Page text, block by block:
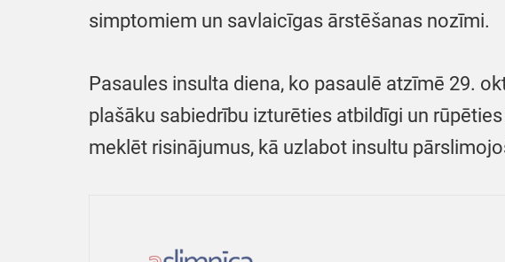
simptomiem un savlaicīgas ārstēšanas nozīmi.
Pasaules insulta diena, ko pasaulē atzīmē 29.
plašāku sabiedrību izturēties atbildīgi un
meklēt risinājumus, kā uzlabot insultu